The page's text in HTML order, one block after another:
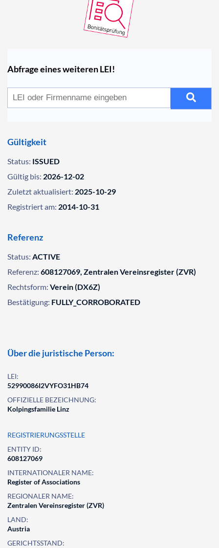
Abfrage eines weiteren LEI!
Gültigkeit
Status: ISSUED
Gültig bis: 2026-12-02
Zuletzt aktualisiert: 2025-10-29
Registriert am: 2014-10-31
Referenz
Status: ACTIVE
Referenz: 608127069, Zentralen Vereinsregister (ZVR)
Rechtsform: Verein (DX6Z)
Bestätigung: FULLY_CORROBORATED
Über die juristische Person:
LEI:
52990086I2VYFO31HB74
OFFIZIELLE BEZEICHNUNG:
Kolpingsfamilie Linz
REGISTRIERUNGSSTELLE
ENTITY ID:
608127069
INTERNATIONALER NAME:
Register of Associations
REGIONALER NAME:
Zentralen Vereinsregister (ZVR)
LAND:
Austria
GERICHTSSTAND: